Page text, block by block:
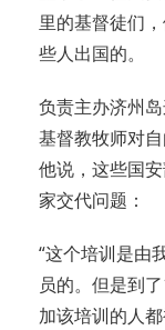
里的基督徒们
些人出国的。
负责主办济州
基督教牧师对
他说，这些国
家交代问题：
“这个培训是由
员的。但是到
加该培训的人